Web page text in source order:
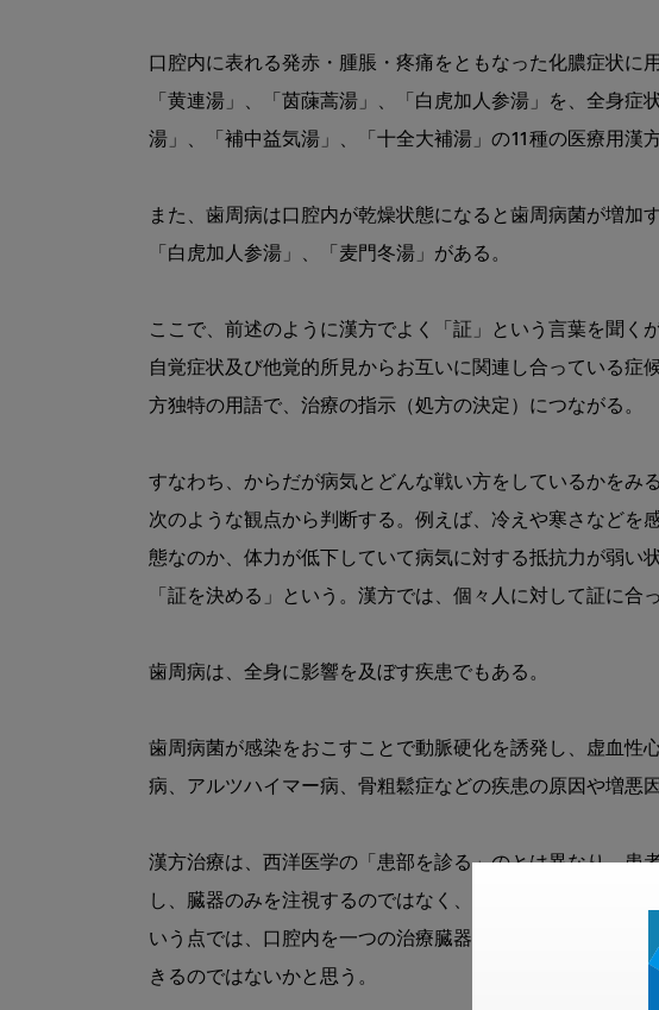
け
る
漢
方
可
口腔内に表れる発赤・腫脹・疼痛をともなった化膿症状に
「黄連湯」、「茵蔯蒿湯」、「白虎加人参湯」を、全身
湯」、「補中益気湯」、「十全大補湯」の11種の医療用漢
また、歯周病は口腔内が乾燥状態になると歯周病菌が増加
「白虎加人参湯」、「麦門冬湯」がある。
ここで、前述のように漢方でよく「証」という言葉を聞
自覚症状及び他覚的所見からお互いに関連し合っている
方独特の用語で、治療の指示（処方の決定）につながる。
すなわち、からだが病気とどんな戦い方をしているかをみ
次のような観点から判断する。例えば、冷えや寒さなどを
態なのか、体力が低下していて病気に対する抵抗力が弱い
「証を決める」という。漢方では、個々人に対して証に合
歯周病は、全身に影響を及ぼす疾患でもある。
歯周病菌が感染をおこすことで動脈硬化を誘発し、虚血性
病、アルツハイマー病、骨粗鬆症などの疾患の原因や増悪
漢方治療は、西洋医学の「患部を診る」のとは異なり、患
し、臓器のみを注視するのではなく、「心身全体的調和
いう点では、口腔内を一つの治療臓器として考えるので
きるのではないかと思う。